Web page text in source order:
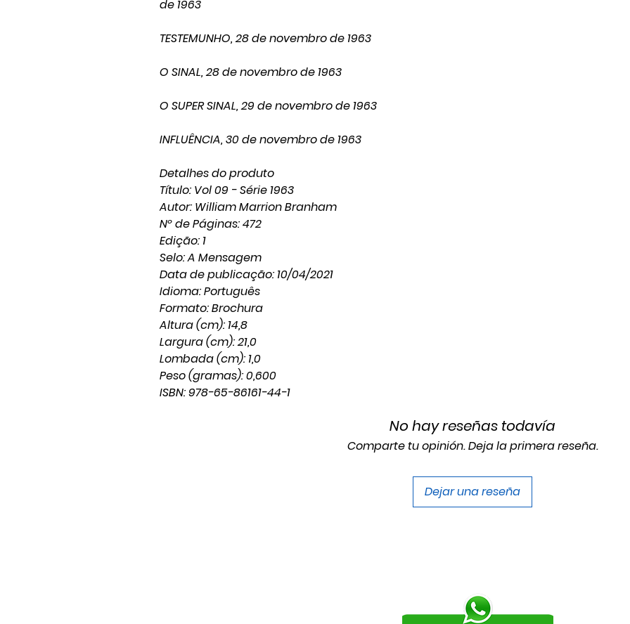
de 1963
TESTEMUNHO, 28 de novembro de 1963
O SINAL, 28 de novembro de 1963
O SUPER SINAL, 29 de novembro de 1963
INFLUÊNCIA, 30 de novembro de 1963
Detalhes do produto
Título: Vol 09 - Série 1963
Autor: William Marrion Branham
Nº de Páginas: 472
Edição: 1
Selo: A Mensagem
Data de publicação: 10/04/2021
Idioma: Português
Formato: Brochura
Altura (cm): 14,8
Largura (cm): 21,0
Lombada (cm): 1,0
Peso (gramas): 0,600
ISBN: 978-65-86161-44-1
No hay reseñas todavía
Comparte tu opinión. Deja la primera reseña.
Dejar una reseña